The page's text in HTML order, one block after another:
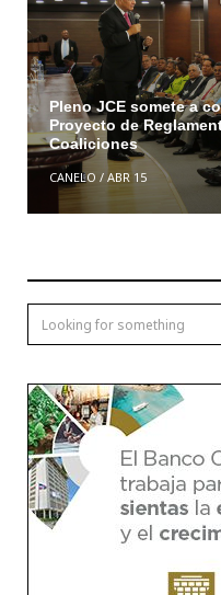
Pleno JCE somete a
Proyecto de
Coaliciones
CANELO / ABR 15